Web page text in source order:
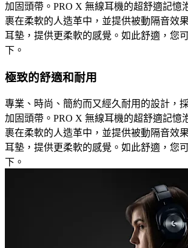
加固頭帶。PRO X 無線耳機的超舒適記憶
裹在柔軟的人造革中，並提供被動隔音效
耳墊，提供更柔軟的感覺。如此舒適，您
下。
極致的舒適和耐用
專業、時尚、簡約而又經久耐用的設計，
加固頭帶。PRO X 無線耳機的超舒適記憶
裹在柔軟的人造革中，並提供被動隔音效
耳墊，提供更柔軟的感覺。如此舒適，您
下。